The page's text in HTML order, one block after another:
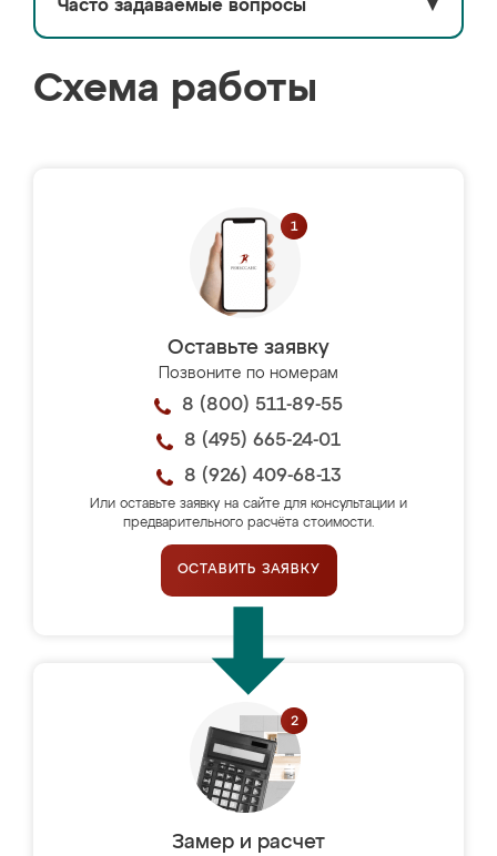
Часто задаваемые вопросы ▼
Схема работы
Оставьте заявку
Позвоните по номерам
8 (800) 511-89-55
8 (495) 665-24-01
8 (926) 409-68-13
Или оставьте заявку на сайте для консультации и
предварительного расчёта стоимости.
ОСТАВИТЬ ЗАЯВКУ
Замер и расчет